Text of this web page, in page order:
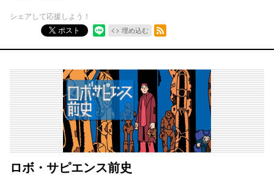
シェアして応援しよう！
ポスト
埋め込む
RSSフィード
ロボ・サピエンス前史